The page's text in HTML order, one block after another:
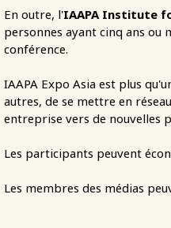
En outre, l'IAAPA Institute
personnes ayant cinq ans ou
conférence.
IAAPA Expo Asia est plus
autres, de se mettre en
entreprise vers de nouvelles
Les participants peuvent
Les membres des médias